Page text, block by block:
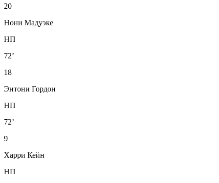
20
Нони Мадуэке
НП
72’
18
Энтони Гордон
НП
72’
9
Харри Кейн
НП